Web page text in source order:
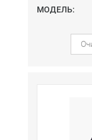
МОДЕЛЬ: